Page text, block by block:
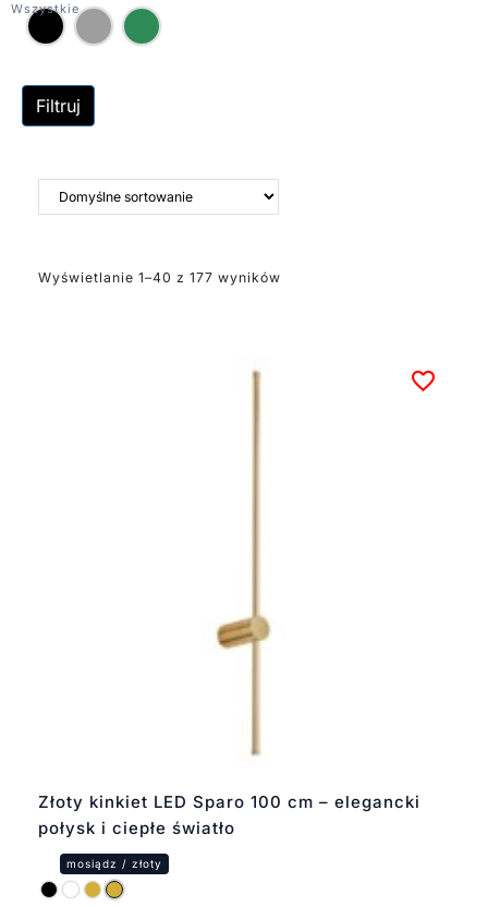
Filtruj
Wyświetlanie 1–40 z 177 wyników
Złoty kinkiet LED Sparo 100 cm – elegancki
połysk i ciepłe światło